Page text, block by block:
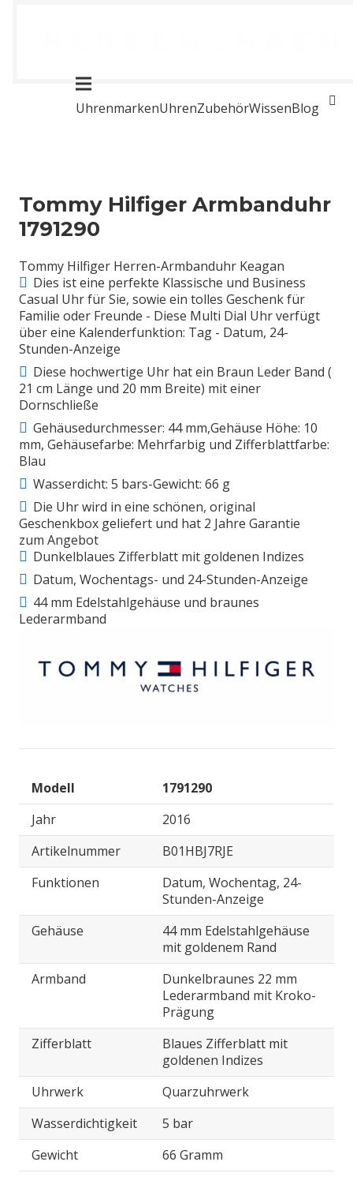
UhrenmarkenUhrenZubehörWissenBlog
Tommy Hilfiger Armbanduhr
1791290
Tommy Hilfiger Herren-Armbanduhr Keagan
Dies ist eine perfekte Klassische und Business
Casual Uhr für Sie, sowie ein tolles Geschenk für
Familie oder Freunde - Diese Multi Dial Uhr verfügt
über eine Kalenderfunktion: Tag - Datum, 24-
Stunden-Anzeige
Diese hochwertige Uhr hat ein Braun Leder Band (
21 cm Länge und 20 mm Breite) mit einer
Dornschließe
Gehäusedurchmesser: 44 mm,Gehäuse Höhe: 10
mm, Gehäusefarbe: Mehrfarbig und Zifferblattfarbe:
Blau
Wasserdicht: 5 bars-Gewicht: 66 g
Die Uhr wird in eine schönen, original
Geschenkbox geliefert und hat 2 Jahre Garantie
zum Angebot
Dunkelblaues Zifferblatt mit goldenen Indizes
Datum, Wochentags- und 24-Stunden-Anzeige
44 mm Edelstahlgehäuse und braunes
Lederarmband
Modell
1791290
Jahr
2016
Artikelnummer
B01HBJ7RJE
Funktionen
Datum, Wochentag, 24-
Stunden-Anzeige
Gehäuse
44 mm Edelstahlgehäuse
mit goldenem Rand
Armband
Dunkelbraunes 22 mm
Lederarmband mit Kroko-
Prägung
Zifferblatt
Blaues Zifferblatt mit
goldenen Indizes
Uhrwerk
Quarzuhrwerk
Wasserdichtigkeit
5 bar
Gewicht
66 Gramm